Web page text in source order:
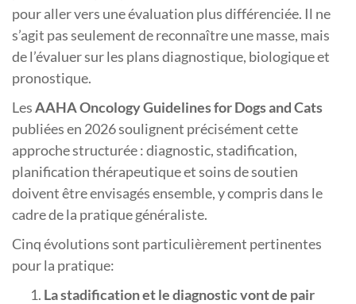
pour aller vers une évaluation plus différenciée. Il ne
s’agit pas seulement de reconnaître une masse, mais
de l’évaluer sur les plans diagnostique, biologique et
pronostique.
LesAAHA Oncology Guidelines for Dogs and Cats
publiées en 2026 soulignent précisément cette
approche structurée : diagnostic, stadification,
planification thérapeutique et soins de soutien
doivent être envisagés ensemble, y compris dans le
cadre de la pratique généraliste.
Cinq évolutions sont particulièrement pertinentes
pour la pratique:
La stadification et le diagnostic vont de pair